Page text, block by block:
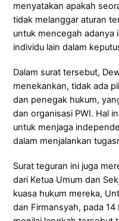
menyatakan apakah
tidak melanggar aturan
untuk mencegah adanya
individu lain dalam
Dalam surat tersebut,
menekankan, tidak ada
dan penegak hukum,
dan organisasi PWI. Hal
untuk menjaga
dalam menjalankan
Surat teguran ini juga
dari Ketua Umum dan
kuasa hukum mereka,
dan Firmansyah, pada